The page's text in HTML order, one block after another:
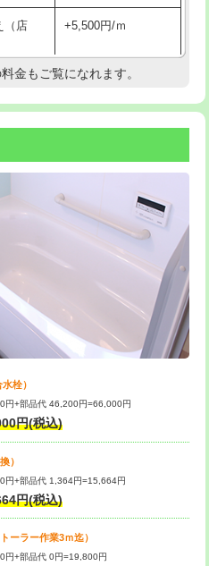
（店
+5,500円/ｍ
現地調査
33,000円
8,800円
掃・修
作業）
掃・修
作業）
22,000円
掃・修
作業）
33,000円
33,000円
金もご覧になれます。
栓）
円+部品代 46,200円=66,000円
円(税込)
）
円+部品代 1,364円=15,664円
円(税込)
ーラー作業3ｍ迄）
円+部品代 0円=19,800円